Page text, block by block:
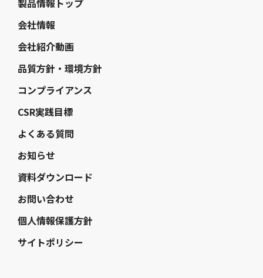
会社情報
会社紹介動画
品質方針・環境方針
コンプライアンス
CSR実践目標
よくある質問
お知らせ
資料ダウンロード
お問い合わせ
個人情報保護方針
サイトポリシー